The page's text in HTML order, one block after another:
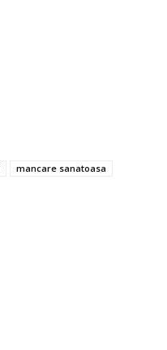
mancare sanatoasa